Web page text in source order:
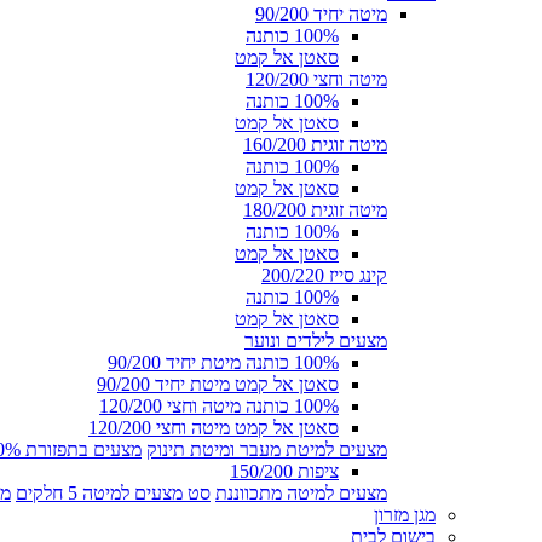
מיטה יחיד 90/200
100% כותנה
סאטן אל קמט
מיטה וחצי 120/200
100% כותנה
סאטן אל קמט
מיטה זוגית 160/200
100% כותנה
סאטן אל קמט
מיטה זוגית 180/200
100% כותנה
סאטן אל קמט
קינג סייז 200/220
100% כותנה
סאטן אל קמט
מצעים לילדים ונוער
100% כותנה מיטת יחיד 90/200
סאטן אל קמט מיטת יחיד 90/200
100% כותנה מיטה וחצי 120/200
סאטן אל קמט מיטה וחצי 120/200
מצעים למיטת מעבר ומיטת תינוק מצעים בתפזורת 100% כותנה
ציפות 150/200
מצעים למיטה מתכווננת סט מצעים למיטה 5 חלקים
מגן מזרון
בישום לבית